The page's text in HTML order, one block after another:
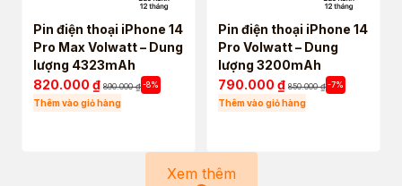
Pin điện thoại iPhone 14
Pro Max Volwatt – Dung
lượng 4323mAh
820.000 ₫ 890.000₫-8%
Thêm vào giỏ hàng
Pin điện thoại iPhone 14
Pro Volwatt – Dung
lượng 3200mAh
790.000 ₫ 850.000₫-7%
Thêm vào giỏ hàng
Xem thêm